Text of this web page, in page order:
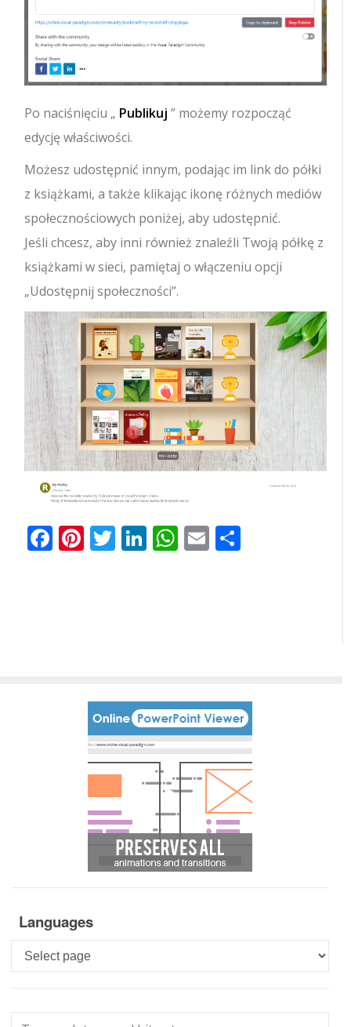
Po naciśnięciu „ Publikuj ” możemy rozpocząć
edycję właściwości.
Możesz udostępnić innym, podając im link do półki
z książkami, a także klikając ikonę różnych mediów
społecznościowych poniżej, aby udostępnić.
Jeśli chcesz, aby inni również znaleźli Twoją półkę z
książkami w sieci, pamiętaj o włączeniu opcji
„Udostępnij społeczności”.
Facebook
Pinterest
Twitter
LinkedIn
WhatsApp
Email
Languages
Languages